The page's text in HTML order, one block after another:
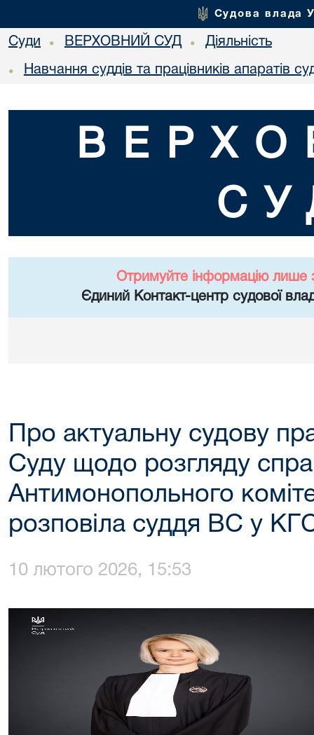
Судова влада
Суди • ВЕРХОВНИЙ СУД • Діяльність
• Навчання суддів та працівників апаратів
Отримуйте інформацію лише
Єдиний Контакт-центр судової
Про актуальну судову
Суду щодо розгляду
Антимонопольного
розповіла суддя ВС у
10 лютого 2026, 15:53